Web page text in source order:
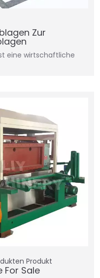
Zur
eine wirtschaftliche
Produkt
For Sale